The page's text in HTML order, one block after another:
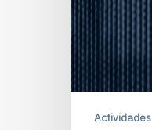
Actividades